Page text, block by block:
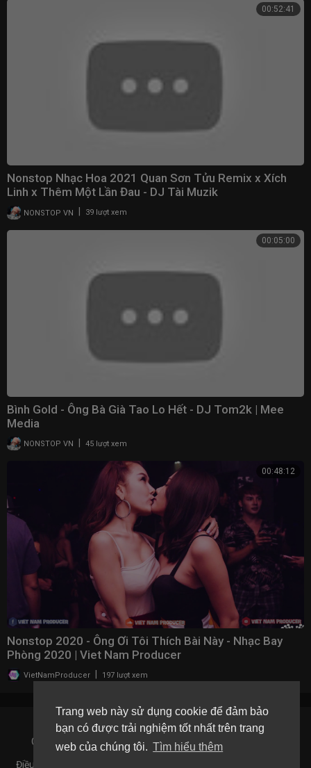
Trang web này sử dụng cookie để đảm bảo
bạn có được trải nghiệm tốt nhất trên trang
web của chúng tôi. Tìm hiểu thêm
00:52:41
Nonstop Nhạc Hoa 2021 Quan Sơn Tửu Remix x Xích
Linh x Thêm Một Lần Đau - DJ Tài Muzik
NONSTOP VN 39 lượt xem
00:05:00
Bình Gold - Ông Bà Già Tao Lo Hết - DJ Tom2k | Mee
Media
NONSTOP VN 45 lượt xem
00:48:12
Nonstop 2020 - Ông Ơi Tôi Thích Bài Này - Nhạc Bay
Phòng 2020 | Viet Nam Producer
VietNamProducer 197 lượt xem
Copyright © 2026 Mee Media CO,. LTD. All rights reserved.
Điều khoản sử dụng